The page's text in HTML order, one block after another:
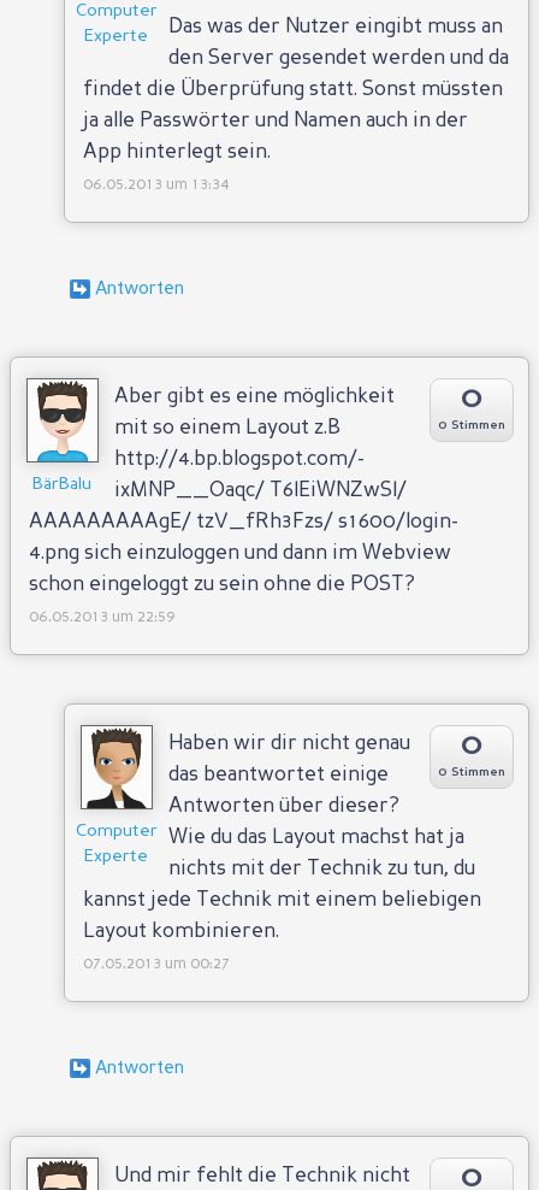
Computer
Experte
Das was der Nutzer eingibt muss an
den Server gesendet werden und da
findet die Überprüfung statt. Sonst müssten
ja alle Passwörter und Namen auch in der
App hinterlegt sein.
06.05.2013 um 13:34
BärBalu
0
0 Stimmen
Aber gibt es eine möglichkeit
mit so einem Layout z.B
http://4.bp.blogspot.com/-
ixMNP__Oaqc/ T6IEiWNZwSI/
AAAAAAAAAgE/ tzV_fRh3Fzs/ s1600/login-
4.png sich einzuloggen und dann im Webview
schon eingeloggt zu sein ohne die POST?
06.05.2013 um 22:59
Computer
Experte
0
0 Stimmen
Haben wir dir nicht genau
das beantwortet einige
Antworten über dieser?
Wie du das Layout machst hat ja
nichts mit der Technik zu tun, du
kannst jede Technik mit einem beliebigen
Layout kombinieren.
07.05.2013 um 00:27
0
Und mir fehlt die Technik nicht